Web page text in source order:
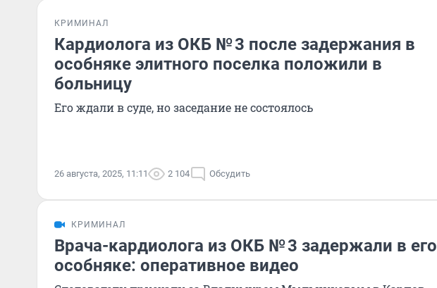
КРИМИНАЛ
Кардиолога из ОКБ № 3 после задержания в
особняке элитного поселка положили в
больницу
Его ждали в суде, но заседание не состоялось
26 августа, 2025, 11:11 2 104 Обсудить
КРИМИНАЛ
Врача-кардиолога из ОКБ № 3 задержали в его
особняке: оперативное видео